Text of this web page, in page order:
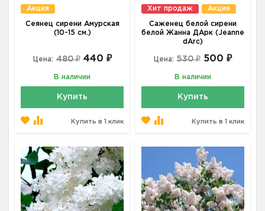
Акция
Сеянец сирени Амурская
(10-15 см.)
Цена: 480 ₽ 440 ₽
В наличии
Купить
Купить в 1 клик
Хит продаж Акция
Саженец белой сирени
белой Жанна ДАрк (Jeanne
dArc)
Цена: 530 ₽ 500 ₽
В наличии
Купить
Купить в 1 клик